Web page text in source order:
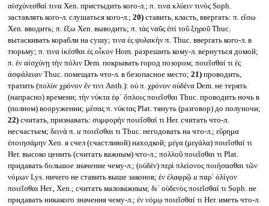
αἰσχύνεσθαί τινα Xen. пристыдить кого-л.; π. τινα κλύειν τινός Soph.
заставлять кого-л. слушаться кого-л.; 20)ставить, класть, ввергать: π. εἴσω
Xen. вводить; π. ἔξω Xen. выводить; π. τὰς ναῦς ἐπὶ τοῦ ξηροῦ Thuc.
вытаскивать корабли на сушу; τινα ἐς ψυλακὴν π. Thuc. ввергать кого-л. в
тюрьму; π. τινα ἱκέσθαι ἐς οἶκον Hom. разрешить кому-л. вернуться домой;
π. ἐν αἰσχύνῃ τὴν πόλιν Dem. покрывать город позором; ποιεῖσθαί τι ἐς
ἀσφάλειαν Thuc. помещать что-л. в безопасное место; 21)проводить,
тратить (πολὺν χρόνον ἔν τινι Anth.): οὐ π. χρόνον οὐδένα Dem. не терять
(напрасно) времени; τὴν νύκτα ἐφ᾽ ὅπλοις ποιεῖσθαι Thuc. проводить ночь в
(полном) вооружении; μέσας π. νύκτας Plat. тянуть (разговор) до полуночи;
22)считать, признавать: συμφορὴν ποιεῖσθαί τι Her. считать что-л.
несчастьем; δεινὰ π. и ποιεῖσθαι τι Thuc. негодовать на что-л.; εὕρημα
ἐποιησάμην Xen. я счел (счастливой) находкой; μέγα (μεγάλα) ποιεῖσθαί τι
Her. высоко ценить (считать важным) что-л.; πολλοῦ ποιεῖσθαι τι Plat.
придавать большое значение чему-л.; (οὐδὲν) περὶ πλείονος ποιήσασθαι τῶν
νόμων Lys. ничего не ставить выше законов; ἐν ἐλαφρῷ и παρ᾽ ὀλίγον
ποιεῖσθαι Her., Xen.; считать маловажным; δι᾽ οὐδενὸς ποιεῖσθαί τι Soph. не
придавать никакого значения чему-л.; ἐν νόμῳ ποιεῖσθαί τι Her. иметь что-л.